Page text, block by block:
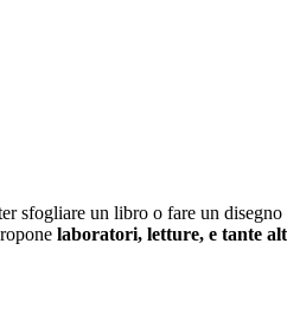
sfogliare un libro o fare un
laboratori, letture, e tante